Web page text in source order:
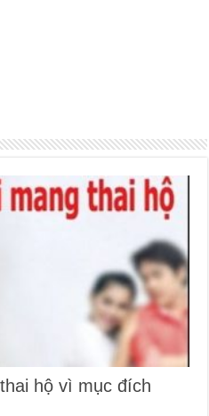
hộ vì mục đích